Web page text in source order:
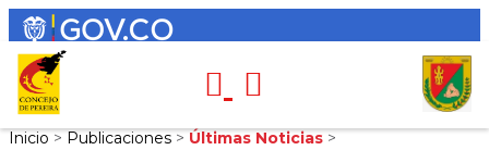
Inicio > Publicaciones > Últimas Noticias >